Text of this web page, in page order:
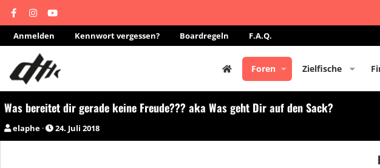
Anmelden Kennwort vergessen? Boardregeln F.A.Q.
Foren Zielfische
Was bereitet dir gerade keine Freude??? aka Was geht Dir auf den Sack?
E
r
elaphe
E
r
24. Juli 2018